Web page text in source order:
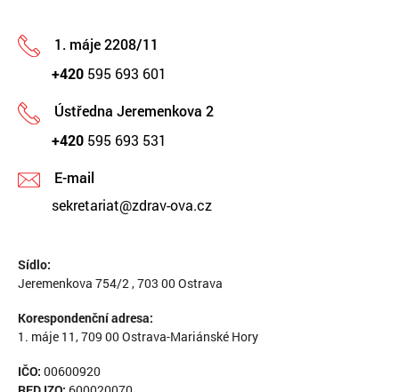
1. máje 2208/11
+420 595 693 601
Ústředna Jeremenkova 2
+420 595 693 531
E-mail
sekretariat@zdrav-ova.cz
Sídlo:
Jeremenkova 754/2 , 703 00 Ostrava
Korespondenční adresa:
1. máje 11, 709 00 Ostrava-Mariánské Hory
IČO: 00600920